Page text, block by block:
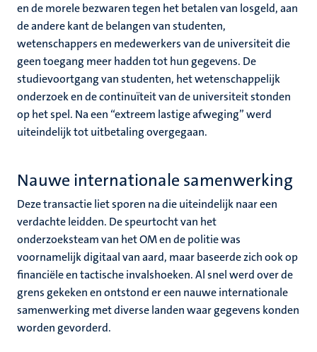
en de morele bezwaren tegen het betalen van losgeld, aan
de andere kant de belangen van studenten,
wetenschappers en medewerkers van de universiteit die
geen toegang meer hadden tot hun gegevens. De
studievoortgang van studenten, het wetenschappelijk
onderzoek en de continuïteit van de universiteit stonden
op het spel. Na een “extreem lastige afweging” werd
uiteindelijk tot uitbetaling overgegaan.
Nauwe internationale samenwerking
Deze transactie liet sporen na die uiteindelijk naar een
verdachte leidden. De speurtocht van het
onderzoeksteam van het OM en de politie was
voornamelijk digitaal van aard, maar baseerde zich ook op
financiële en tactische invalshoeken. Al snel werd over de
grens gekeken en ontstond er een nauwe internationale
samenwerking met diverse landen waar gegevens konden
worden gevorderd.